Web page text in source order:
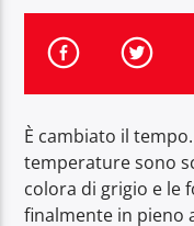
OnAir
È cambiato il
temperature sono
colora di grigio e le
finalmente in pieno